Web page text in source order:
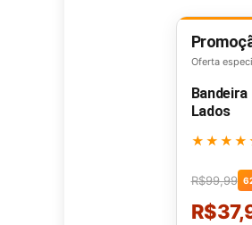
Oferta
Lados
R$99,99